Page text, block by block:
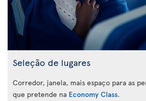
Seleção de lugares
Corredor, janela, mais espaço para as
que pretende na Economy Class.